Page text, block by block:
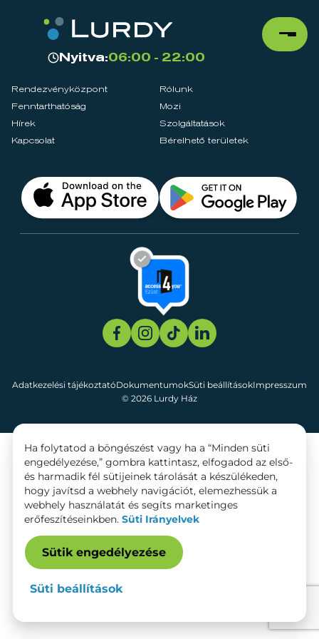
Nyitva:06:00 - 22:00
Rendezvényközpont
Rólunk
Fenntarthatóság
Mozi
Hírek
Szolgáltatások
Kapcsolat
Bérelhető területek
© 2026 Lurdy Ház
Adatkezelési tájékoztatóDokumentumokSüti beállításokImpresszum
Ha folytatod a böngészést vagy ha a “Minden süti
engedélyezése,” gombra kattintasz, elfogadod az első-
és harmadik fél sütijeinek tárolását a készülékeden,
hogy javítsd a webhely navigációt, elemezhessük a
webhely használatát és segíts marketinges
erőfeszítéseinkben. Süti Irányelvek
Sütik engedélyezése
Süti beállítások